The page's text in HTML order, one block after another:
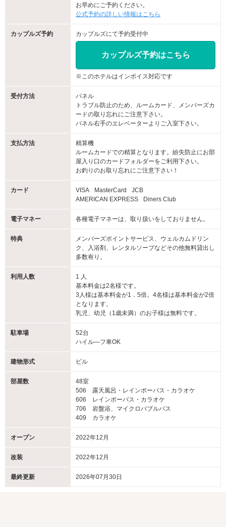
お早めにご予約ください。
公式予約の詳しい情報はこちら
カップルズ予約 カップルズにて予約受付中
カップルズ予約はこちら
※このホテルはインボイス対応です
受付方法
パネル
トラブル防止のため、ルームカード、メンバーズカ
ードの取り忘れにご注意下さい。
パネル右手のエレベーターよりご入室下さい。
支払方法
精算機
ルームカードでの精算となります。紛失防止にお部
屋入り口のカードフォルダーをご利用下さい。
お釣りのお取り忘れにご注意下さい！
カード VISA MasterCard
JCB
AMERICAN EXPRESS
Diners Club
電子マネー 各種電子マネーは、取り扱いをしておりません。
特典
メンバーズポイントサービス、ウェルカムドリン
ク、入浴剤、レンタルソープなどその他無料貸出し
多数有り。
利用人数
1 人
基本料金は2名様です。
3人様は基本料金が1．5倍。4名様は基本料金が2倍
となります。
乳児、幼児（1歳未満）のお子様は無料です。
駐車場
52台
ハイル―フ車OK
建物形式 ビル
部屋数
48室
506 露天風呂・レインボーバス・カラオケ
606 レインボーバス・カラオケ
706 岩盤浴、マイクロバブルバス
409 カラオケ
オープン 2022年12月
改装 2022年12月
最終更新 2026年07月30日